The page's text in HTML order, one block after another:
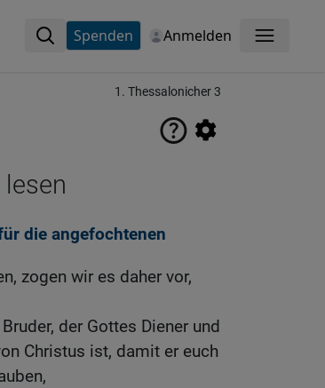
Spenden Anmelden Menü
1. Thessalonicher 3
die angefochtenen
zogen wir es daher vor,
der Gottes Diener und
Christus ist, damit er euch